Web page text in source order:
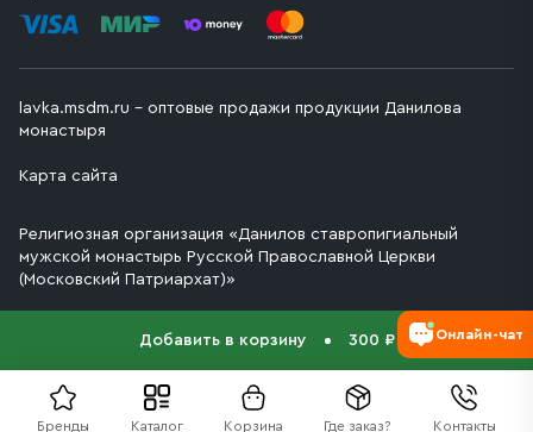
Бренды Каталог Корзина Где заказ? Контакты
Добавить в корзину 300 ₽
lavka.msdm.ru – оптовые продажи продукции Данилова
монастыря
Карта сайта
Религиозная организация «Данилов ставропигиальный
мужской монастырь Русской Православной Церкви
(Московский Патриархат)»
Онлайн-чат